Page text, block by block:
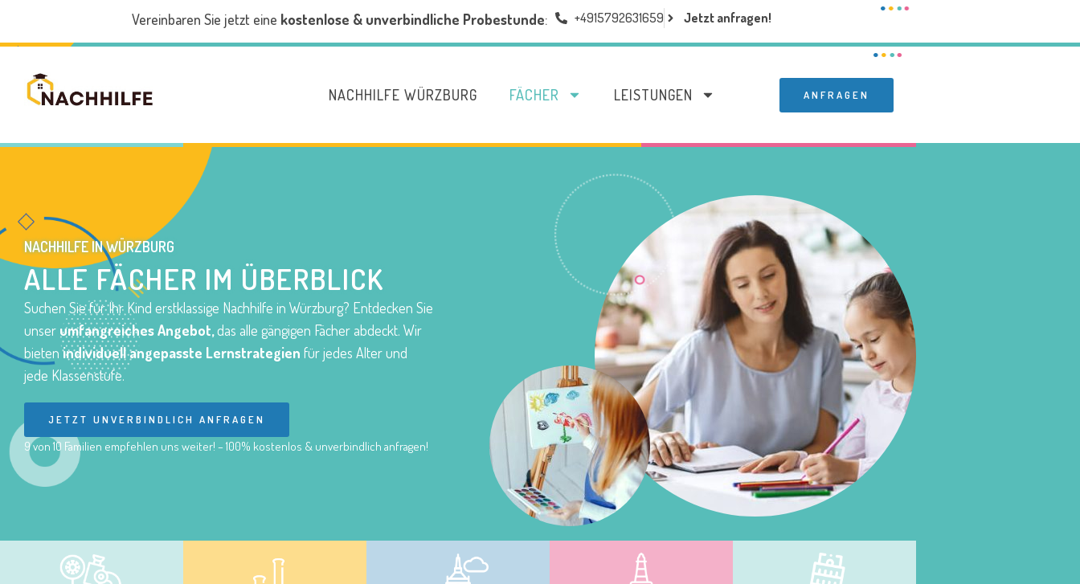
Vereinbaren Sie jetzt eine kostenlose & unverbindliche Probestunde: +4915792631659 Jetzt anfragen!
NACHHILFE WÜRZBURG FÄCHER LEISTUNGEN ANFRAGEN
NACHHILFEIN WÜRZBURG
ALLE FÄCHER IM ÜBERBLICK
Suchen Sie für Ihr Kind erstklassige Nachhilfe in Würzburg? Entdecken Sie
unser umfangreiches Angebot,das alle gängigen Fächer abdeckt. Wir
bietenindividuell angepasste Lernstrategien für jedes Alter und
jede Klassenstufe.
JETZT UNVERBINDLICH ANFRAGEN
9 von 10 Familien empfehlen uns weiter! – 100% kostenlos & unverbindlich anfragen!